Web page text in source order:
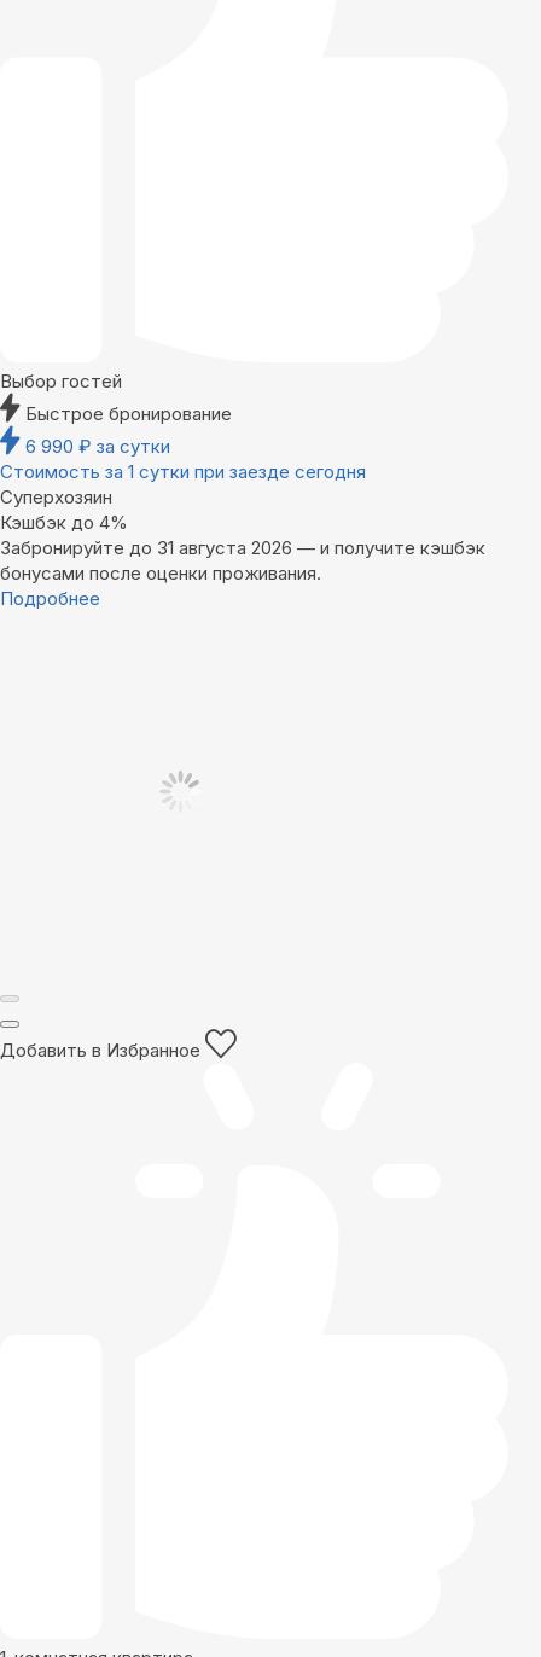
Выбор гостей
Быстрое бронирование
6 990 ₽ за сутки
Стоимость за 1 сутки при заезде сегодня
Суперхозяин
Кэшбэк до 4%
Забронируйте до 31 августа 2026 — и получите кэшбэк
бонусами после оценки проживания.
Подробнее
Добавить в Избранное